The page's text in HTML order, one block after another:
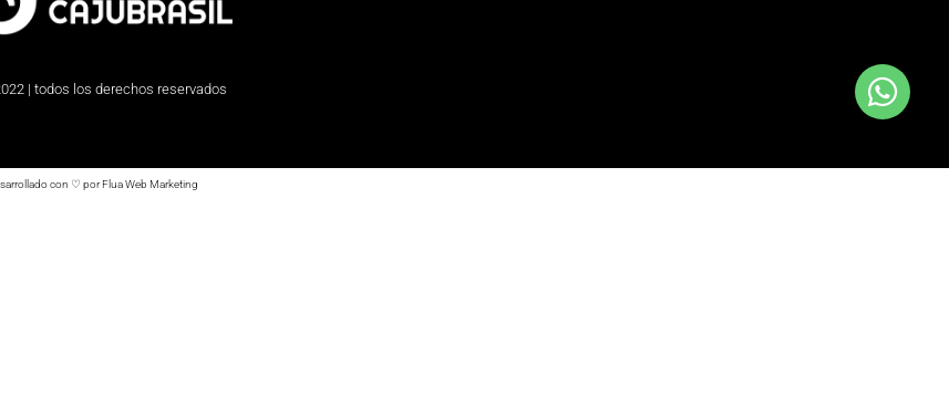
| todos los derechos reservados
con ♡ por Flua Web Marketing